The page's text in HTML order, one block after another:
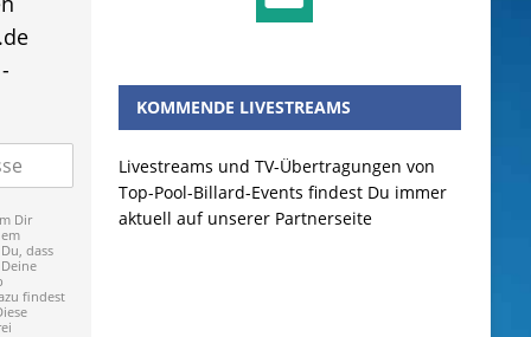
Dir
dass
findest
KOMMENDE LIVESTREAMS
Livestreams und TV-Übertragungen von
Top-Pool-Billard-Events findest Du immer
aktuell auf unserer Partnerseite